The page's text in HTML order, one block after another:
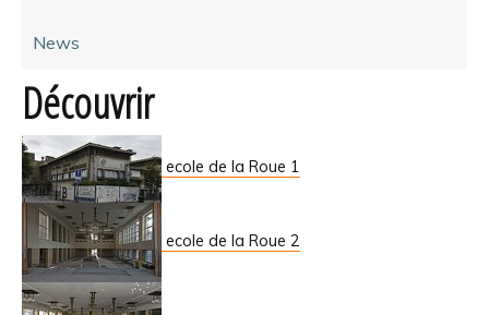
News
Découvrir
ecole de la Roue 1
ecole de la Roue 2